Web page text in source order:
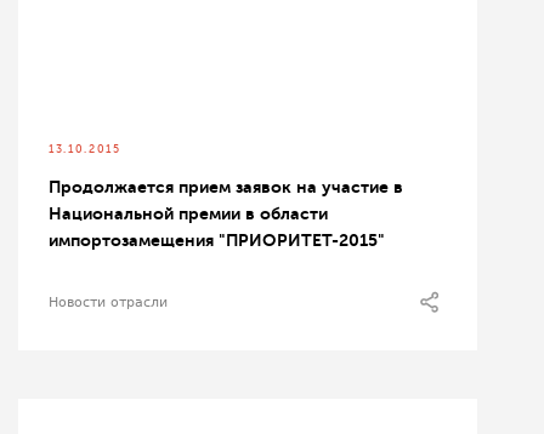
13.10.2015
Продолжается прием заявок на участие в
Национальной премии в области
импортозамещения "ПРИОРИТЕТ-2015"
Новости отрасли